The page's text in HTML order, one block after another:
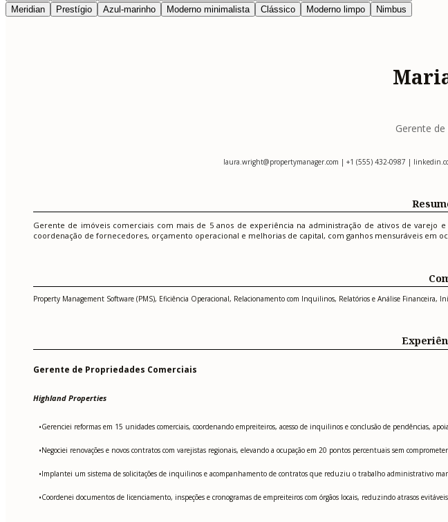
Meridian
Prestígio Azul-marinho Moderno minimalista Clássico Moderno limpo Nimbus
Gerente
laura.wright@propertymanager.com | +1 (555) 432-0987 |
Gerente de imóveis comerciais com mais de 5 anos de experiência na administração de ativos de
coordenação de fornecedores, orçamento operacional e melhorias de capital, com ganhos mensuráveis em
Property Management Software (PMS), Eficiência Operacional, Relacionamento com Inquilinos, Relatórios e Análise
Gerente de Propriedades Comerciais
Highland Properties
•Gerenciei reformas em 15 unidades comerciais, coordenando empreiteiros, acesso de inquilinos e conclusão de pendências,
•Negociei renovações e novos contratos com varejistas regionais, elevando a ocupação em 20 pontos percentuais sem
•Implantei um sistema de solicitações de inquilinos e acompanhamento de contratos que reduziu o trabalho administrativo
•Coordenei documentos de licenciamento, inspeções e cronogramas de empreiteiros com órgãos locais, reduzindo atrasos